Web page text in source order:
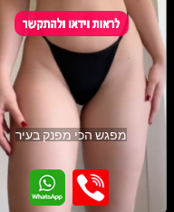
מפגש הכי מפנק בעיר